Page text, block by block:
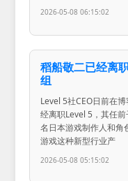
2026-05-08 06:15:02
稻船敬二已经离
组
Level 5社CEO日前在
经离职Level 5，其任
名日本游戏制作人和角
游戏这种新型行业产
2026-05-08 05:15:02